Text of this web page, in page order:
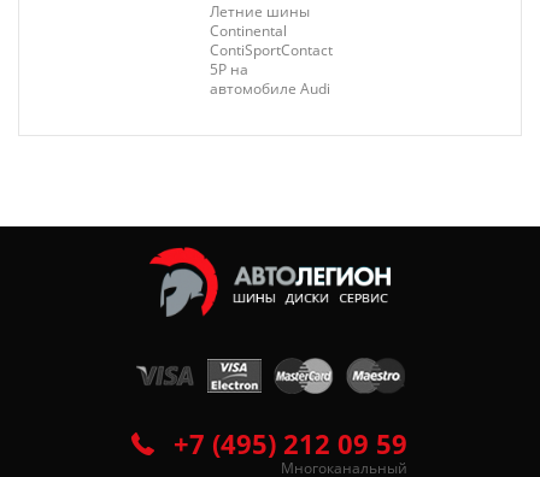
Летние шины
Continental
ContiSportContact
5P на
автомобиле Audi
+7 (495) 212 09 59
Многоканальный